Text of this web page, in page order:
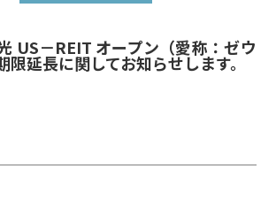
US－REIT オープン（愛称：ゼウ
限延長に関してお知らせします。